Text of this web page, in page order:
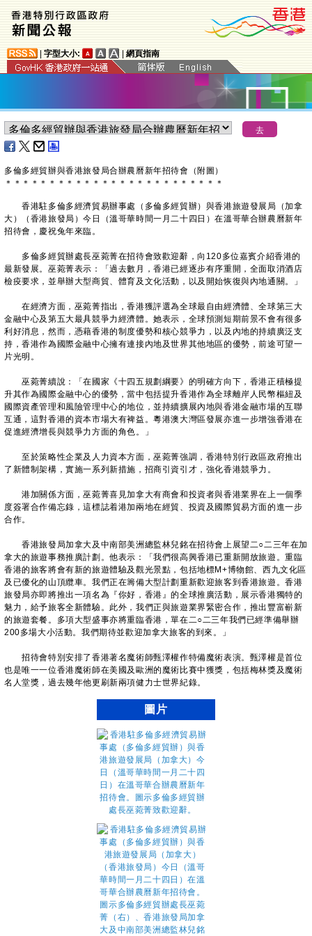
字型大小: 網頁指南
​多倫多經貿辦與香港旅發局合辦農曆新年招待會（附圖）
＊ ＊ ＊ ＊ ＊ ＊ ＊ ＊ ＊ ＊ ＊ ＊ ＊ ＊ ＊ ＊ ＊ ＊ ＊ ＊ ＊ ＊ ＊ ＊ ＊
香港駐多倫多經濟貿易辦事處（多倫多經貿辦）與香港旅遊發展局（加拿
大）（香港旅發局）今日（溫哥華時間一月二十四日）在溫哥華合辦農曆新年
招待會，慶祝兔年來臨。
多倫多經貿辦處長巫菀菁在招待會致歡迎辭，向120多位嘉賓介紹香港的
最新發展。巫菀菁表示：「過去數月，香港已經逐步有序重開，全面取消酒店
檢疫要求，並舉辦大型商貿、體育及文化活動，以及開始恢復與內地通關。」
在經濟方面，巫菀菁指出，香港獲評選為全球最自由經濟體、全球第三大
金融中心及第五大最具競爭力經濟體。她表示，全球預測短期前景不會有很多
利好消息，然而，憑藉香港的制度優勢和核心競爭力，以及內地的持續廣泛支
持，香港作為國際金融中心擁有連接內地及世界其他地區的優勢，前途可望一
片光明。
巫菀菁續說：「在國家《十四五規劃綱要》的明確方向下，香港正積極提
升其作為國際金融中心的優勢，當中包括提升香港作為全球離岸人民幣樞紐及
國際資產管理和風險管理中心的地位，並持續擴展內地與香港金融市場的互聯
互通，這對香港的資本市場大有裨益。粵港澳大灣區發展亦進一步增強香港在
促進經濟增長與競爭力方面的角色。」
至於策略性企業及人力資本方面，巫菀菁強調，香港特別行政區政府推出
了新體制架構，實施一系列新措施，招商引資引才，強化香港競爭力。
港加關係方面，巫菀菁喜見加拿大有商會和投資者與香港業界在上一個季
度簽署合作備忘錄，這標誌着港加兩地在經貿、投資及國際貿易方面的進一步
合作。
香港旅發局加拿大及中南部美洲總監林兒銘在招待會上展望二○二三年在加
拿大的旅遊事務推廣計劃。他表示：「我們很高興香港已重新開放旅遊。重臨
香港的旅客將會有新的旅遊體驗及觀光景點，包括地標M+博物館、西九文化區
及已優化的山頂纜車。我們正在籌備大型計劃重新歡迎旅客到香港旅遊。香港
旅發局亦即將推出一項名為『你好，香港』的全球推廣活動，展示香港獨特的
魅力，給予旅客全新體驗。此外，我們正與旅遊業界緊密合作，推出豐富嶄新
的旅遊套餐。多項大型盛事亦將重臨香港，單在二○二三年我們已經準備舉辦
200多場大小活動。我們期待並歡迎加拿大旅客的到來。」
招待會特別安排了香港著名魔術師甄澤權作特備魔術表演。甄澤權是首位
也是唯一一位香港魔術師在美國及歐洲的魔術比賽中獲獎，包括梅林獎及魔術
名人堂獎，過去幾年他更刷新兩項健力士世界紀錄。
圖片